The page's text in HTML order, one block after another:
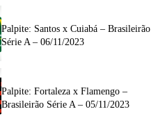
Palpite: Santos x Cuiabá – Brasileirão
Série A – 06/11/2023
Palpite: Fortaleza x Flamengo –
Brasileirão Série A – 05/11/2023